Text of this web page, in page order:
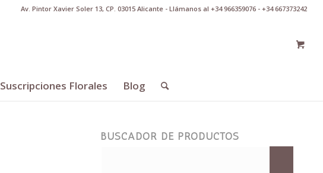
Av. Pintor Xavier Soler 13, CP. 03015 Alicante - Llámanos al +34 966359076 - +34 667373242
Suscripciones Florales Blog
BUSCADOR DE PRODUCTOS